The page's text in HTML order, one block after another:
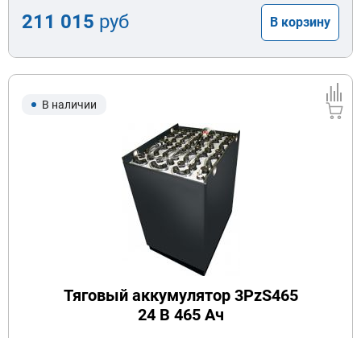
211 015 руб В корзину
В наличии
Тяговый аккумулятор 3PzS465
24 В 465 Ач